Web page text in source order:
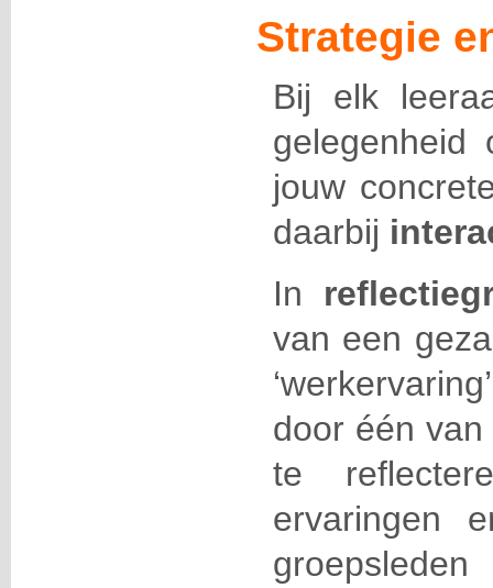
Strategie
Bij elk
jouw
daarbij
In
van een
door één
te
ervaringen